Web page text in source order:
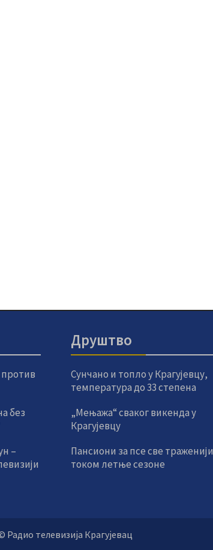
без
–
Друштво
Сунчано и топло у Крагујевцу,
температура до 33 степена
„Мењажа“ сваког викенда у
Крагујевцу
Пансиони за псе све траженији
током летње сезоне
Радио телевизија Крагујевац